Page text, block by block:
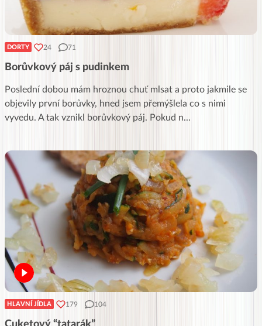
DORTY 24 71
Borůvkový páj s pudinkem
Poslední dobou mám hroznou chuť mlsat a proto jakmile se
objevily první borůvky, hned jsem přemýšlela co s nimi
vyvedu. A tak vznikl borůvkový páj. Pokud n...
HLAVNÍ JÍDLA 179 104